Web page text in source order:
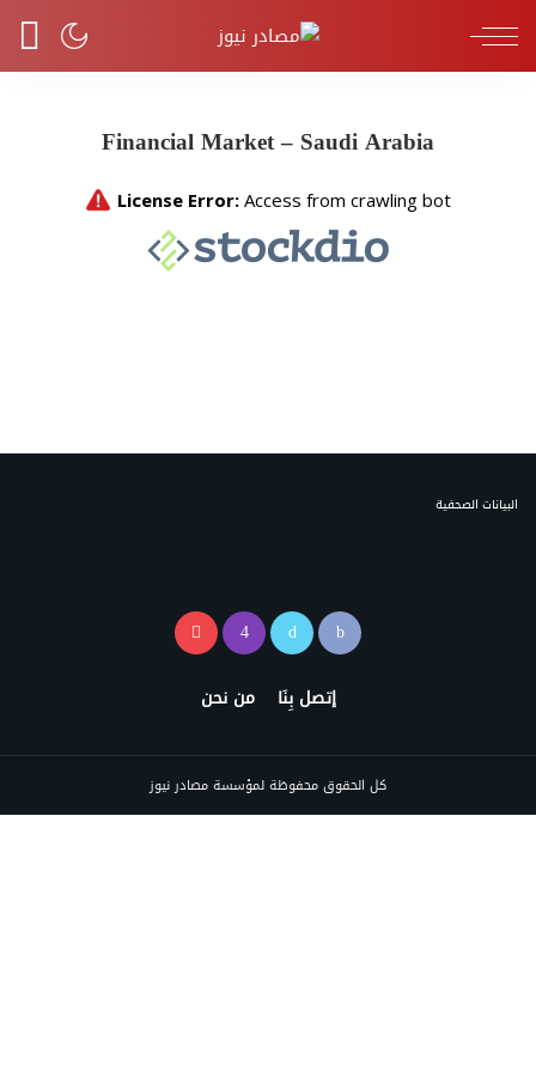
Financial Market – Saudi Arabia
البيانات الصحفية
إتصل بِنَا من نحن
كل الحقوق محفوظة لمؤسسة مصادر نيوز